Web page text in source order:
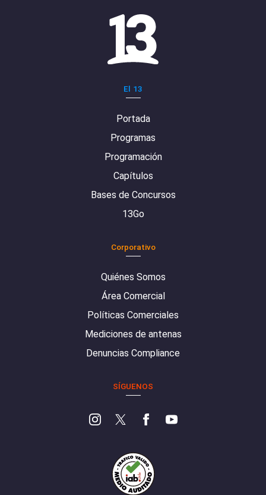
El 13
Portada
Programas
Programación
Capítulos
Bases de Concursos
13Go
Corporativo
Quiénes Somos
Área Comercial
Políticas Comerciales
Mediciones de antenas
Denuncias Compliance
SÍGUENOS